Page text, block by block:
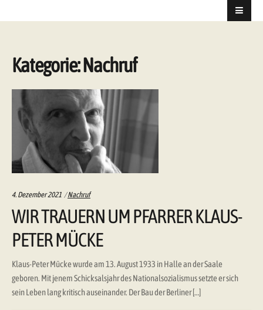
Kategorie:Nachruf
4. Dezember 2021 Categories:
Nachruf
WIR TRAUERN UM PFARRER KLAUS-
PETER MÜCKE
Klaus-Peter Mücke wurde am 13. August 1933 in Halle an der Saale
geboren. Mit jenem Schicksalsjahr des Nationalsozialismus setzte er sich
sein Leben lang kritisch auseinander. Der Bau der Berliner […]